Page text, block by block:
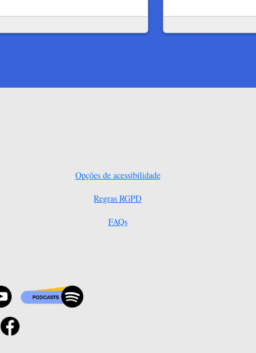
Opções de acessibilidade
Regras RGPD
FAQs